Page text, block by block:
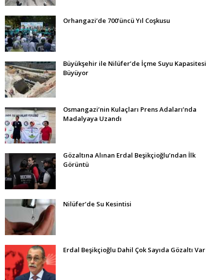
Orhangazi’de 700’üncü Yıl Coşkusu
Büyükşehir ile Nilüfer’de İçme Suyu Kapasitesi
Büyüyor
Osmangazi’nin Kulaçları Prens Adaları’nda
Madalyaya Uzandı
Gözaltına Alınan Erdal Beşikçioğlu’ndan İlk
Görüntü
Nilüfer’de Su Kesintisi
Erdal Beşikçioğlu Dahil Çok Sayıda Gözaltı Var